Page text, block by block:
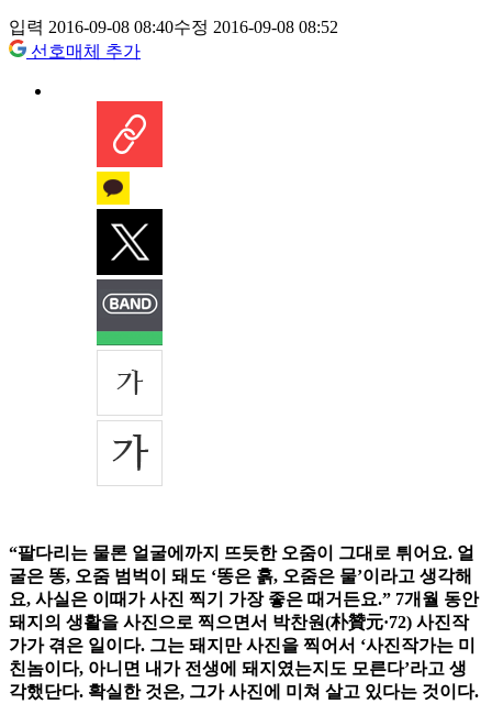
입력 2016-09-08 08:40수정 2016-09-08 08:52
선호매체 추가
“팔다리는 물론 얼굴에까지 뜨듯한 오줌이 그대로 튀어요. 얼
굴은 똥, 오줌 범벅이 돼도 ‘똥은 흙, 오줌은 물’이라고 생각해
요, 사실은 이때가 사진 찍기 가장 좋은 때거든요.” 7개월 동안
돼지의 생활을 사진으로 찍으면서 박찬원(朴贊元·72) 사진작
가가 겪은 일이다. 그는 돼지만 사진을 찍어서 ‘사진작가는 미
친놈이다, 아니면 내가 전생에 돼지였는지도 모른다’라고 생
각했단다. 확실한 것은, 그가 사진에 미쳐 살고 있다는 것이다.